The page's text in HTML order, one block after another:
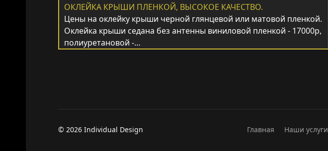
ОКЛЕЙКА КРЫШИ ПЛЕНКОЙ, ВЫСОКОЕ КАЧЕСТВО.
Цены на оклейку крыши черной глянцевой или матовой пленкой.
Оклейка крыши седана без антенны виниловой пленкой - 17000р,
полиуретановой -…
© 2026 Individual Design Главная Наши услуги